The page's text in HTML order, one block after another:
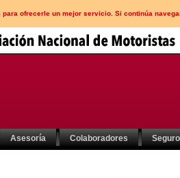
ofrecerle un mejor servicio. Si continúa
Asesoría Colaboradores